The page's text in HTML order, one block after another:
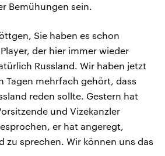
Bemühungen sein.
Sie haben es schon
der hier immer wieder
Russland. Wir haben jetzt
Tagen mehrfach gehört, dass
reden sollte. Gestern hat
und Vizekanzler
er hat angeregt,
zu sprechen. Wir können uns das